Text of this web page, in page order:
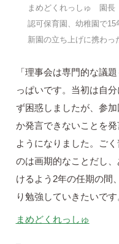
まめどくれっしゅ 園
認可保育園、幼稚園で15
新園の立ち上げに携わっ
「理事会は専門的な議
っぱいです。当初は自
ず困惑しましたが、参
か発言できないことを
ようになりました。ご
のは画期的なことだし
けるよう2年の任期の間
り勉強していきたいです
まめどくれっしゅ